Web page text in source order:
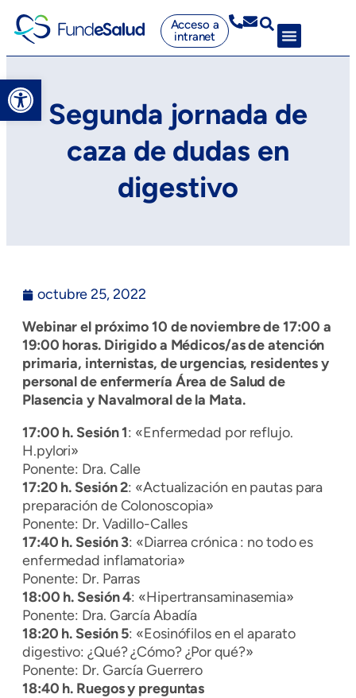
Abrir barra de herramientas
Acceso a
intranet
Segunda jornada de
caza de dudas en
digestivo
octubre 25, 2022
Webinar el próximo 10 de noviembre de 17:00 a
19:00 horas. Dirigido a Médicos/as de atención
primaria, internistas, de urgencias, residentes y
personal de enfermería Área de Salud de
Plasencia y Navalmoral de la Mata.
17:00 h. Sesión 1: «Enfermedad por reflujo.
H.pylori»
Ponente: Dra. Calle
17:20 h. Sesión 2: «Actualización en pautas para
preparación de Colonoscopia»
Ponente: Dr. Vadillo-Calles
17:40 h. Sesión 3: «Diarrea crónica : no todo es
enfermedad inflamatoria»
Ponente: Dr. Parras
18:00 h. Sesión 4: «Hipertransaminasemia»
Ponente: Dra. García Abadía
18:20 h. Sesión 5: «Eosinófilos en el aparato
digestivo: ¿Qué? ¿Cómo? ¿Por qué?»
Ponente: Dr. García Guerrero
18:40 h. Ruegos y preguntas